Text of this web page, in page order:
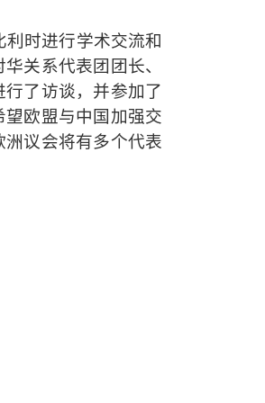
时进行学术交流和
关系代表团团长、
了访谈，并参加了
欧盟与中国加强交
议会将有多个代表